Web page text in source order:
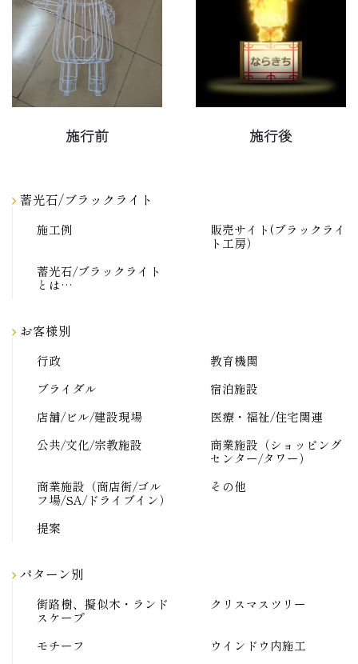
蓄光石/ブラックライト
施工例
販売サイト(ブラックライ
ト工房）
蓄光石/ブラックライト
とは…
お客様別
行政
教育機関
ブライダル
宿泊施設
店舗/ビル/建設現場
医療・福祉/住宅関連
公共/文化/宗教施設
商業施設（ショッピング
センター/タワー）
商業施設（商店街/ゴル
フ場/SA/ドライブイン）
その他
提案
パターン別
街路樹、擬似木・ランド
スケープ
クリスマスツリー
モチーフ
ウインドウ内施工
施行前 施行後